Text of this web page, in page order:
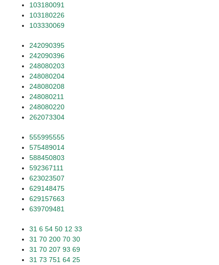
103180091
103180226
103330069
242090395
242090396
248080203
248080204
248080208
248080211
248080220
262073304
555995555
575489014
588450803
592367111
623023507
629148475
629157663
639709481
31 6 54 50 12 33
31 70 200 70 30
31 70 207 93 69
31 73 751 64 25